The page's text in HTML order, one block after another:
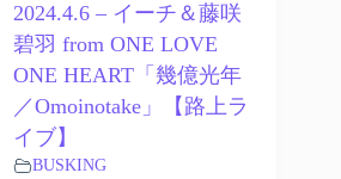
2024.4.6 – イーチ＆藤咲
碧羽 from ONE LOVE
ONE HEART「幾億光年
／Omoinotake」【路上ラ
イブ】
BUSKING